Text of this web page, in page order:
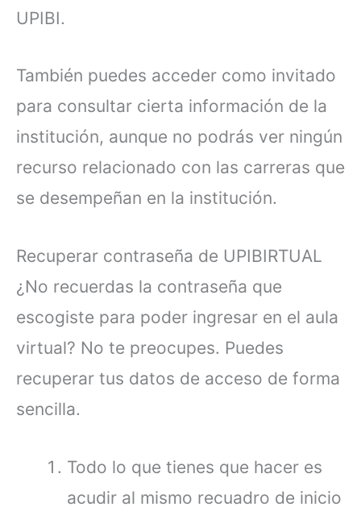
UPIBI.
También puedes acceder como invitado
para consultar cierta información de la
institución, aunque no podrás ver ningún
recurso relacionado con las carreras que
se desempeñan en la institución.
Recuperar contraseña de UPIBIRTUAL
¿No recuerdas la contraseña que
escogiste para poder ingresar en el aula
virtual? No te preocupes. Puedes
recuperar tus datos de acceso de forma
sencilla.
Todo lo que tienes que hacer es
acudir al mismo recuadro de inicio